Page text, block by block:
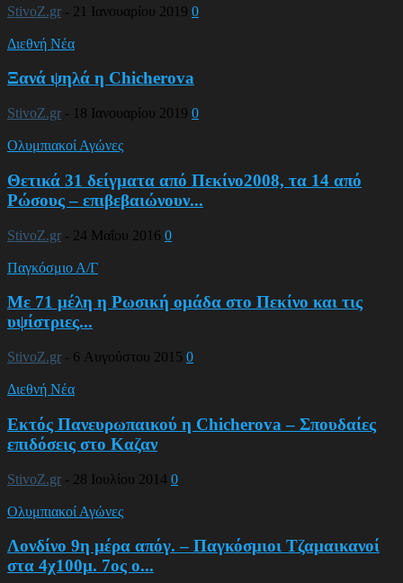
StivoZ.gr - 21 Ιανουαρίου 2019 0
Διεθνή Νέα
Ξανά ψηλά η Chicherova
StivoZ.gr - 18 Ιανουαρίου 2019 0
Ολυμπιακοί Αγώνες
Θετικά 31 δείγματα από Πεκίνο2008, τα 14 από
Ρώσους – επιβεβαιώνουν...
StivoZ.gr - 24 Μαΐου 2016 0
Παγκόσμιο Α/Γ
Με 71 μέλη η Ρωσική ομάδα στο Πεκίνο και τις
υψίστριες...
StivoZ.gr - 6 Αυγούστου 2015 0
Διεθνή Νέα
Εκτός Πανευρωπαικού η Chicherova – Σπουδαίες
επιδόσεις στο Καζαν
StivoZ.gr - 28 Ιουλίου 2014 0
Ολυμπιακοί Αγώνες
Λονδίνο 9η μέρα απόγ. – Παγκόσμιοι Τζαμαικανοί
στα 4χ100μ. 7ος ο...